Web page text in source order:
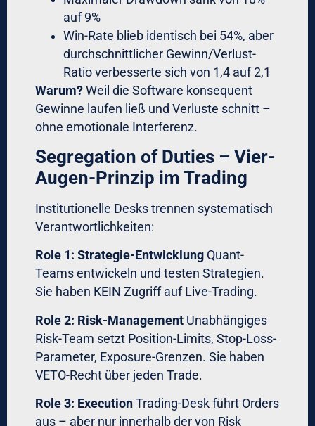
Minimum akzeptabel: >80%
Unter 70%:
Intervention nötig
Emotion-Triggered-Trade-Ratio
Anzahl Trades außerhalb Ihrer Setup-
Kriterien (Revenge-Trades, FOMO-Entries).
Target:0%
Realität vor Systematisierung:oft 20-
30%
Nach Implementation von Premium-
Forex-Software:
Stop-Displacement-Frequency
verschoben?
Target:0% (außer bei Trailing-Stops
Typical Retail:35-50%
Mit Forex-Robot für institutionelle
Anleger:0%
Drawdown-Recovery-Time
zurück zu neuem Equity-High?